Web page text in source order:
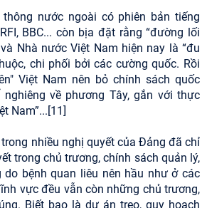
nước ngoài có phiên bản tiếng
BBC... còn bịa đặt rằng “đường lối
Nhà nước Việt Nam hiện nay là “đu
chi phối bởi các cường quốc. Rồi
Việt Nam nên bỏ chính sách quốc
nghiêng về phương Tây, gắn với thực
Nam”...[11]
nhiều nghị quyết của Đảng đã chỉ
trong chủ trương, chính sách quản lý,
do bệnh quan liêu nên hầu như ở các
vực đều vẫn còn những chủ trương,
Biết bao là dự án treo, quy hoạch